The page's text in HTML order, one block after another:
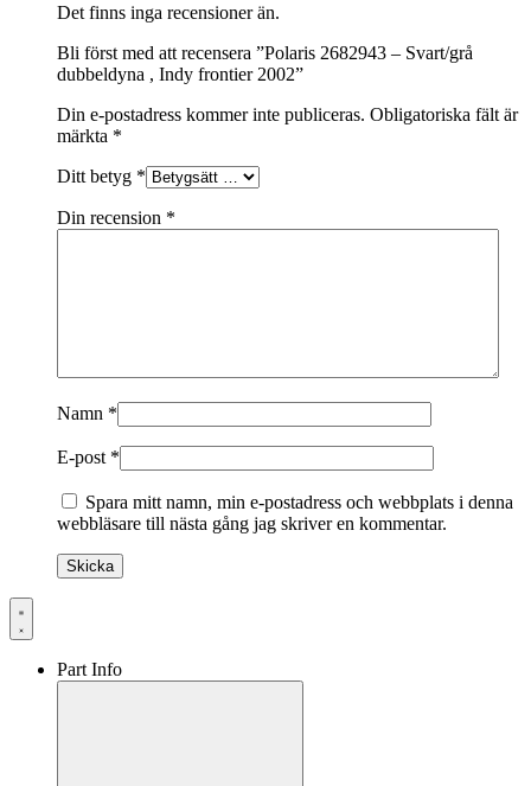
Det finns inga recensioner än.
Bli först med att recensera ”Polaris 2682943 – Svart/grå
dubbeldyna , Indy frontier 2002”
Din e-postadress kommer inte publiceras. Obligatoriska fält är
märkta *
Ditt betyg *
Din recension *
Namn *
E-post *
Spara mitt namn, min e-postadress och webbplats i denna
webbläsare till nästa gång jag skriver en kommentar.
Part Info